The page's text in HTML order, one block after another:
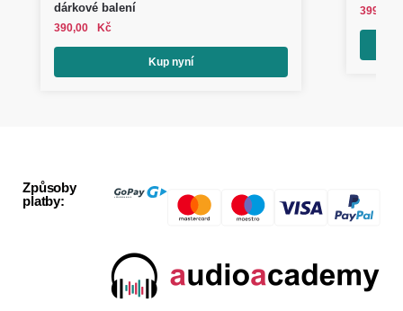
dárkové balení
390,00 Kč
Kup nyní
399,00
Způsoby
platby: